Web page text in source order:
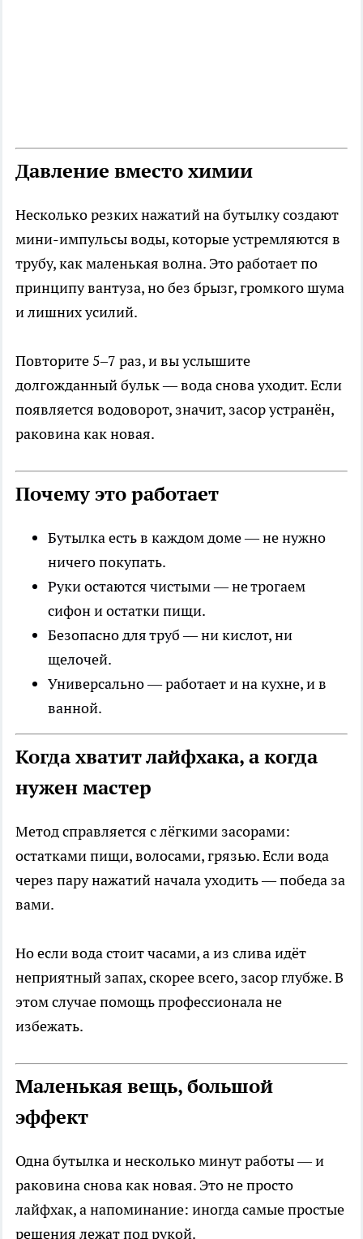
Давление вместо химии
Несколько резких нажатий на бутылку создают
мини-импульсы воды, которые устремляются в
трубу, как маленькая волна. Это работает по
принципу вантуза, но без брызг, громкого шума
и лишних усилий.
Повторите 5–7 раз, и вы услышите
долгожданный бульк — вода снова уходит. Если
появляется водоворот, значит, засор устранён,
раковина как новая.
Почему это работает
Бутылка есть в каждом доме — не нужно
ничего покупать.
Руки остаются чистыми — не трогаем
сифон и остатки пищи.
Безопасно для труб — ни кислот, ни
щелочей.
Универсально — работает и на кухне, и в
ванной.
Когда хватит лайфхака, а когда
нужен мастер
Метод справляется с лёгкими засорами:
остатками пищи, волосами, грязью. Если вода
через пару нажатий начала уходить — победа за
вами.
Но если вода стоит часами, а из слива идёт
неприятный запах, скорее всего, засор глубже. В
этом случае помощь профессионала не
избежать.
Маленькая вещь, большой
эффект
Одна бутылка и несколько минут работы — и
раковина снова как новая. Это не просто
лайфхак, а напоминание: иногда самые простые
решения лежат под рукой.